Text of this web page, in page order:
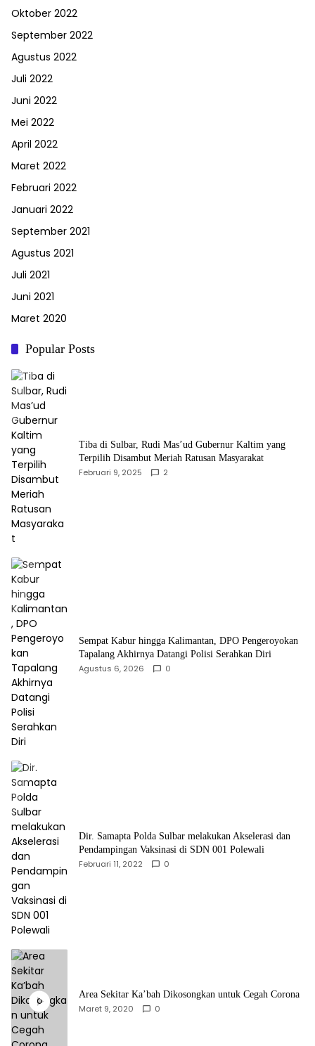
Oktober 2022
September 2022
Agustus 2022
Juli 2022
Juni 2022
Mei 2022
April 2022
Maret 2022
Februari 2022
Januari 2022
September 2021
Agustus 2021
Juli 2021
Juni 2021
Maret 2020
Popular Posts
Tiba di Sulbar, Rudi Mas’ud Gubernur Kaltim yang
Terpilih Disambut Meriah Ratusan Masyarakat
Februari 9, 2025 2
Sempat Kabur hingga Kalimantan, DPO Pengeroyokan
Tapalang Akhirnya Datangi Polisi Serahkan Diri
Agustus 6, 2026 0
Dir. Samapta Polda Sulbar melakukan Akselerasi dan
Pendampingan Vaksinasi di SDN 001 Polewali
Februari 11, 2022 0
Area Sekitar Ka’bah Dikosongkan untuk Cegah Corona
Maret 9, 2020 0